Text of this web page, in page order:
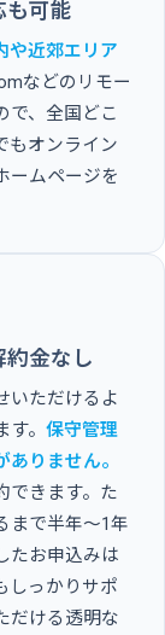
も可能
や近郊エリア
などのリモー
で、全国どこ
もオンライン
ームページを
金なし
いただけるよ
。 保守管理
りません。
できます。た
まで半年〜1年
たお申込みは
しっかりサポ
だける透明な